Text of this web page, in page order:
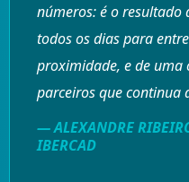
números: é o
todos os dias para
proximidade, e de uma
parceiros que continua
— ALEXANDRE
IBERCAD